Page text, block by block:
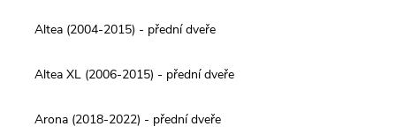
Altea (2004-2015) - přední dveře
Altea XL (2006-2015) - přední dveře
Arona (2018-2022) - přední dveře